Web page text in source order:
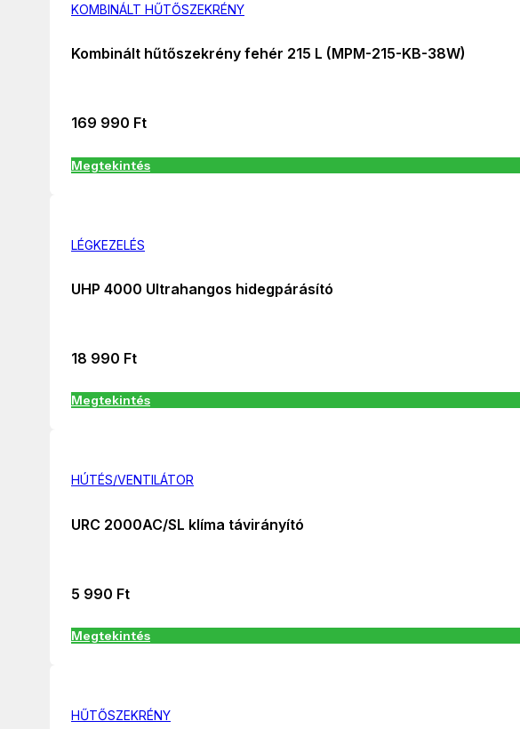
KOMBINÁLT HŰTŐSZEKRÉNY
Kombinált hűtőszekrény fehér 215 L (MPM-215-KB-38W)
169 990 Ft
Megtekintés
LÉGKEZELÉS
UHP 4000 Ultrahangos hidegpárásító
18 990 Ft
Megtekintés
HÚTÉS/VENTILÁTOR
URC 2000AC/SL klíma távirányító
5 990 Ft
Megtekintés
HŰTŐSZEKRÉNY